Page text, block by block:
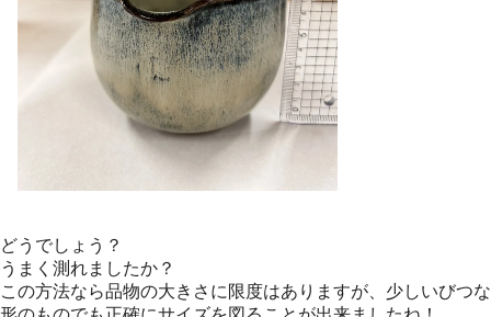
どうでしょう？
うまく測れましたか？
この方法なら品物の大きさに限度はありますが、少しいびつな